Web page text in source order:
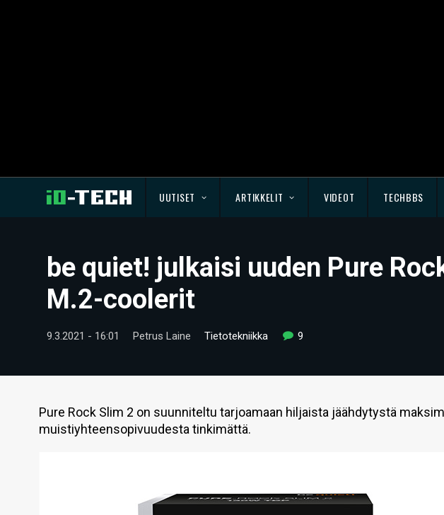
UUTISET ARTIKKELIT VIDEOT TECHBBS
be quiet! julkaisi uuden Pure
M.2-coolerit
9.3.2021 - 16:01 Petrus Laine Tietotekniikka 9
Pure Rock Slim 2 on suunniteltu tarjoamaan hiljaista jäähdytystä
muistiyhteensopivuudesta tinkimättä.